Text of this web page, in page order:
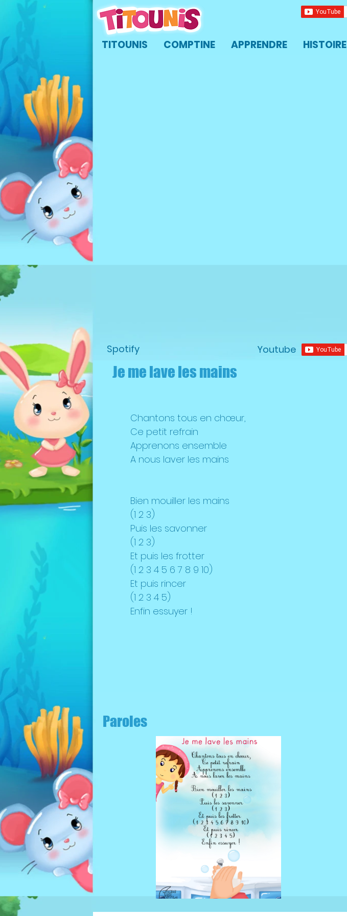
TITOUNIS COMPTINE APPRENDRE HISTOIRE
Spotify Youtube
Je me lave les mains
Chantons tous en chœur,
Ce petit refrain
Apprenons ensemble
A nous laver les mains
Bien mouiller les mains
(1 2 3)
Puis les savonner
(1 2 3)
Et puis les frotter
(1 2 3 4 5 6 7 8 9 10)
Et puis rincer
(1 2 3 4 5)
Enfin essuyer !
Paroles